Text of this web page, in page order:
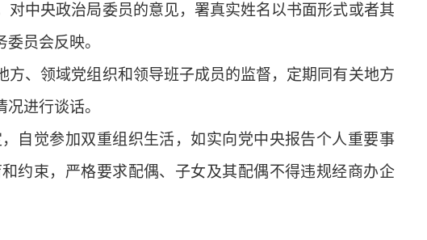
中央政治局委员的意见，署真实姓名以书面形式或者其
员会反映。
领域党组织和领导班子成员的监督，定期同有关地方
进行谈话。
觉参加双重组织生活，如实向党中央报告个人重要事
约束，严格要求配偶、子女及其配偶不得违规经商办企